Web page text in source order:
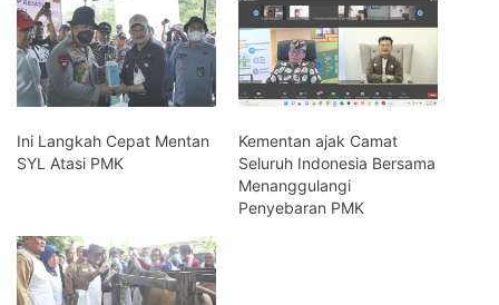
Ini Langkah Cepat Mentan
SYL Atasi PMK
Kementan ajak Camat
Seluruh Indonesia Bersama
Menanggulangi
Penyebaran PMK